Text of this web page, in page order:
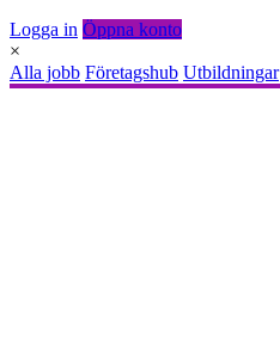
Logga in Öppna konto
×
Alla jobb Företagshub Utbildningar